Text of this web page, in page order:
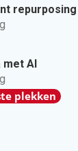
repurposing
met AI
plekken